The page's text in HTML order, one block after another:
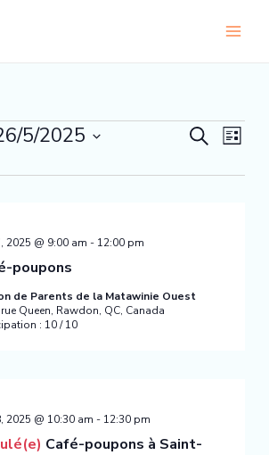
Recherche
navigation
Recherche
vues
Liste
5/2025
poupons
2025 @ 9:00 am - 12:00 pm
de Parents de la Matawinie Ouest
Queen, Rawdon, QC, Canada
: 10 / 10
Café-poupons à Saint-
2025 @ 10:30 am - 12:30 pm